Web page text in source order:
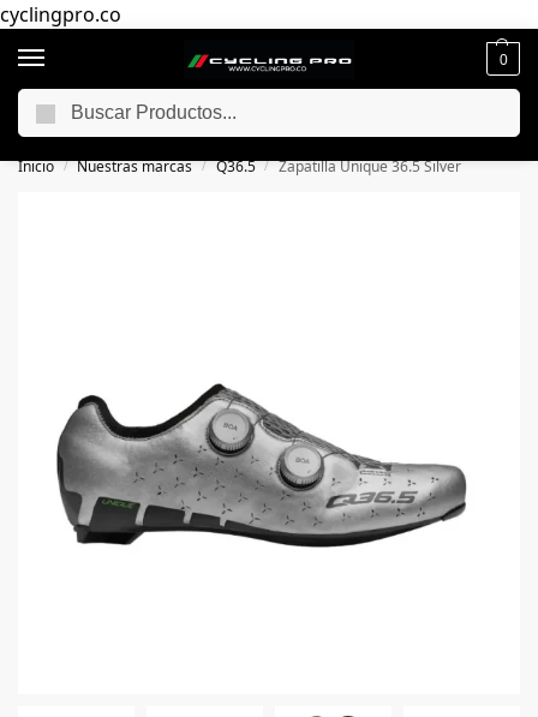
cyclingpro.co
0
🚴‍ Envío gratuito a todo Colombia por compras superiores a $250.000
Inicio / Nuestras marcas / Q36.5 / Zapatilla Unique 36.5 Silver